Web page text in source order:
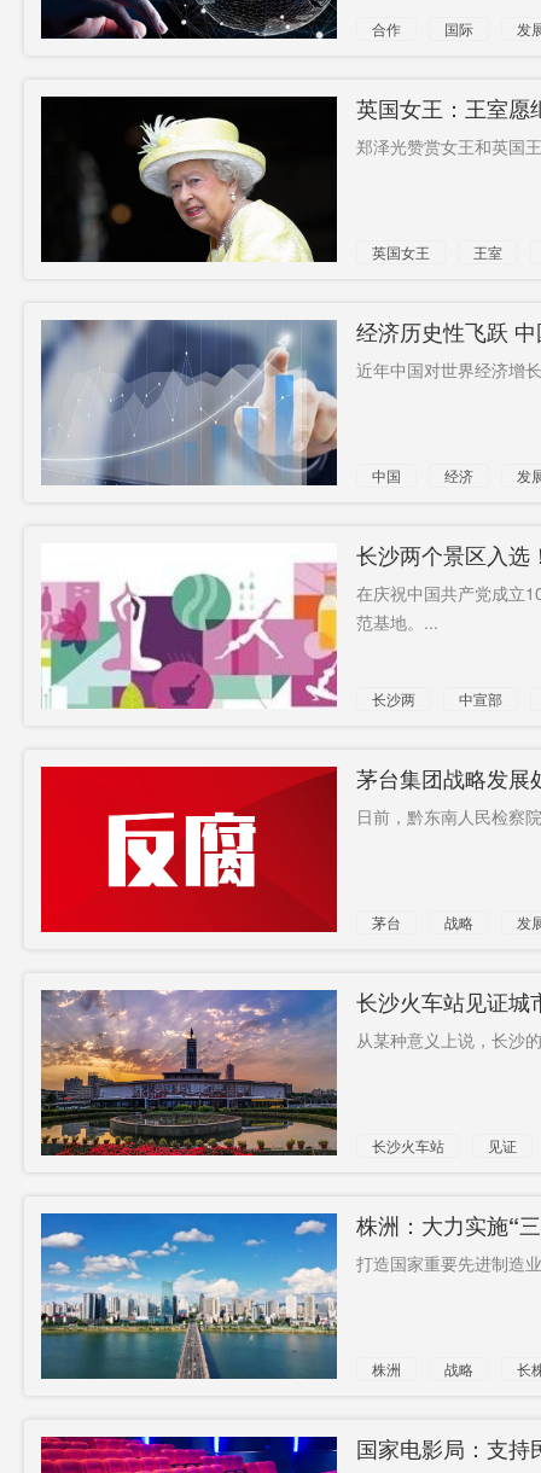
合作 国际 发
英国女王：王室愿
郑泽光赞赏女王和英国
英国女王 王室
经济历史性飞跃
近年中国对世界经济增
中国 经济 发
长沙两个景区入选
名单公布！
在庆祝中国共产党成立
范基地。...
长沙两 中宣部
茅台集团战略发展
日前，黔东南人民检察
茅台 战略 发
长沙火车站见证城
从某种意义上说，长沙
长沙火车站 见证
株洲：大力实施“
打造国家重要先进制造
株洲 战略 长
国家电影局：支持